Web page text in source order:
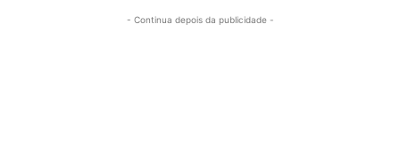
- Continua depois da publicidade -